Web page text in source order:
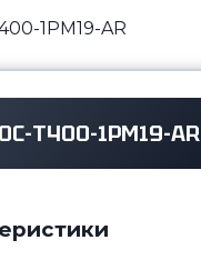
Т400-1РМ19-AR